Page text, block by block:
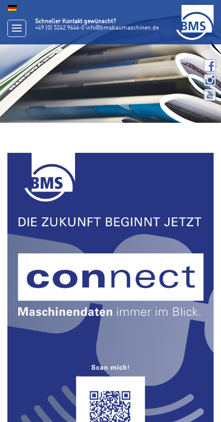
Schneller Kontakt gewünscht?
+49 (0) 5242 9646-0 info@bmsbaumaschinen.de